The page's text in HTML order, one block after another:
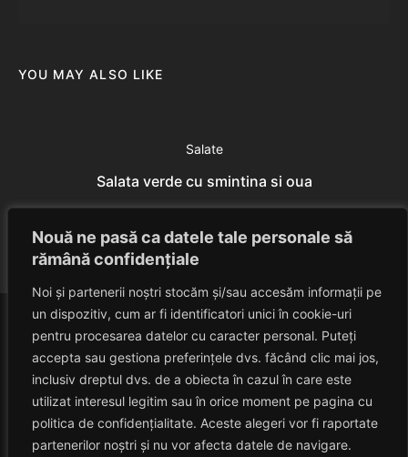
Nouă ne pasă ca datele tale personale să
rămână confidențiale
Noi și partenerii noștri stocăm și/sau accesăm informații pe
un dispozitiv, cum ar fi identificatori unici în cookie-uri
pentru procesarea datelor cu caracter personal. Puteți
accepta sau gestiona preferințele dvs. făcând clic mai jos,
inclusiv dreptul dvs. de a obiecta în cazul în care este
utilizat interesul legitim sau în orice moment pe pagina cu
politica de confidențialitate. Aceste alegeri vor fi raportate
partenerilor noștri și nu vor afecta datele de navigare.
YOU MAY ALSO LIKE
Salate
Salata verde cu smintina si oua
Eduard Nedelcu July 7, 2014
HAVANACAFE